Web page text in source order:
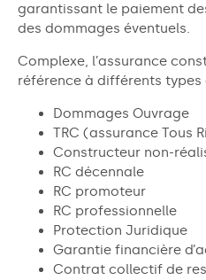
garantissant le paiement
des dommages éventuels.
Complexe, l’assurance
référence à différents types
Dommages Ouvrage
TRC (assurance Tous
Constructeur non-
RC décennale
RC promoteur
RC professionnelle
Protection Juridique
Garantie financière
Contrat collectif de